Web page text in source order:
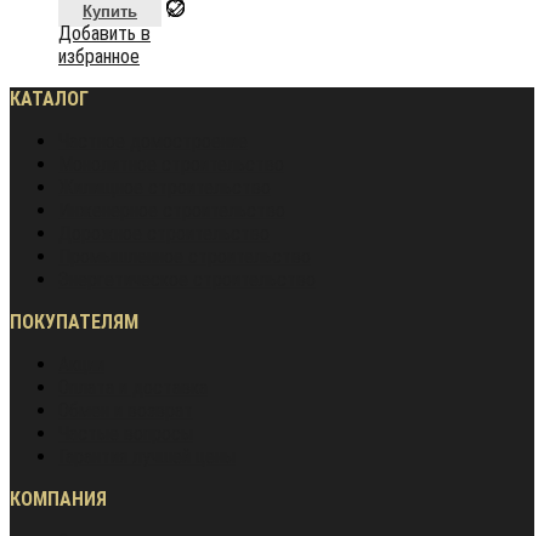
Купить
Добавить в
избранное
КАТАЛОГ
ПОКУПАТЕЛЯМ
КОМПАНИЯ